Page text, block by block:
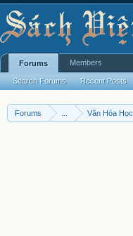
Forums Văn Hóa Học
Forums
Search Forums Recent Posts
Members